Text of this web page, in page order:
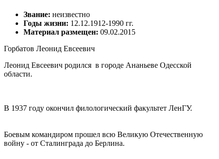
Звание: неизвестно
Годы жизни: 12.12.1912-1990 гг.
Материал размещен: 09.02.2015
Горбатов Леонид Евсеевич
Леонид Евсеевич родился в городе Ананьеве Одесской
области.
В 1937 году окончил филологический факультет ЛенГУ.
Боевым командиром прошел всю Великую Отечественную
войну - от Сталинграда до Берлина.